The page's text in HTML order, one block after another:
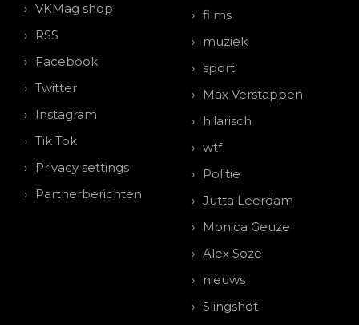
VKMag shop
RSS
Facebook
Twitter
Instagram
Tik Tok
Privacy settings
Partnerberichten
films
muziek
sport
Max Verstappen
hilarisch
wtf
Politie
Jutta Leerdam
Monica Geuze
Alex Soze
nieuws
Slingshot